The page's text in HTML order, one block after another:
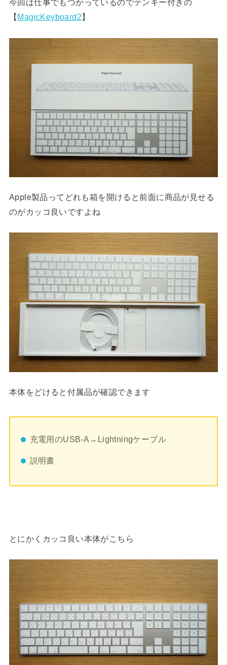
今回は仕事でもつかっているのでテンキー付きの
【MagicKeyboard2】
Apple製品ってどれも箱を開けると前面に商品が見せる
のがカッコ良いですよね
本体をどけると付属品が確認できます
充電用のUSB-A→Lightningケーブル
説明書
とにかくカッコ良い本体がこちら